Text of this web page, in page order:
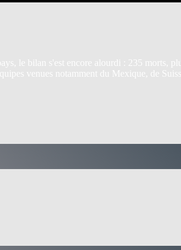
le bilan s'est encore alourdi : 235 morts,
venues notamment du Mexique, de